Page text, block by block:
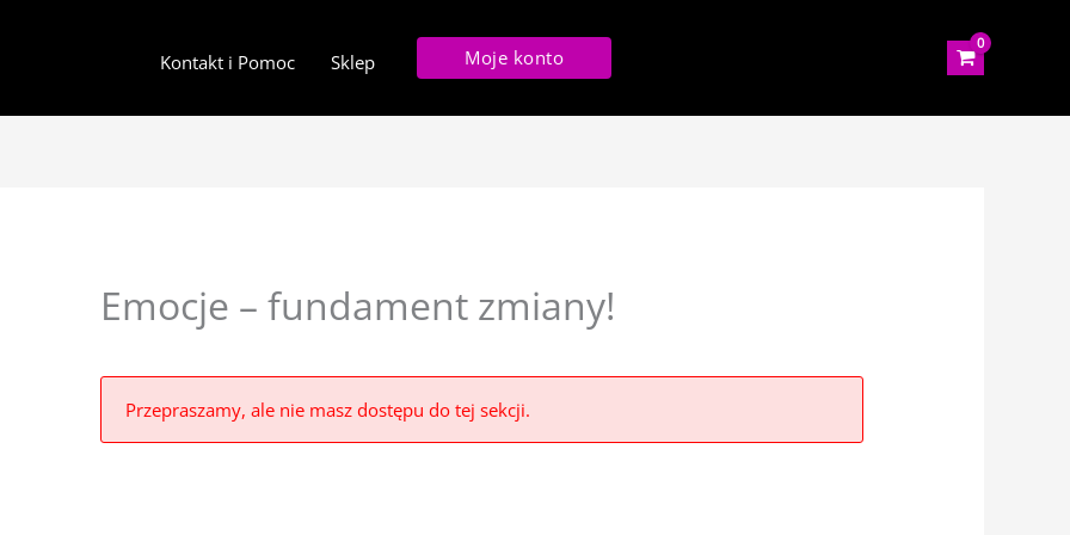
Kontakt i Pomoc Sklep Moje konto
Emocje – fundament zmiany!
Przepraszamy, ale nie masz dostępu do tej sekcji.